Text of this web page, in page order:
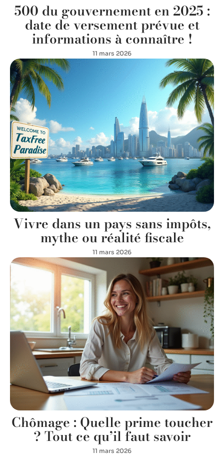
500 du gouvernement en 2025 :
date de versement prévue et
informations à connaître !
11 mars 2026
Vivre dans un pays sans impôts,
mythe ou réalité fiscale
11 mars 2026
Chômage : Quelle prime toucher
? Tout ce qu’il faut savoir
11 mars 2026